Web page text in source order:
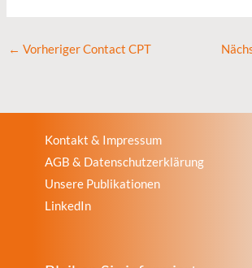
← Vorheriger Contact CPT
Kontakt & Impressum
AGB & Datenschutzerklärung
Unsere Publikationen
LinkedIn